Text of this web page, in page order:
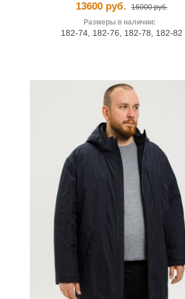
13600 руб.
16000 руб.
Размеры в наличии:
182-74, 182-76, 182-78, 182-82